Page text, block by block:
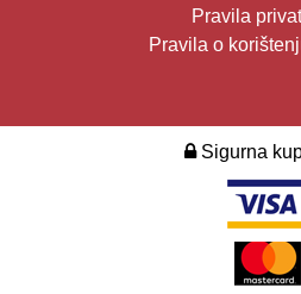
Pravila
Pravila o
Sigurna